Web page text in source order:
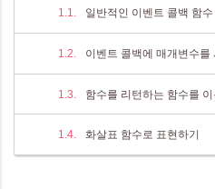
일반적인 이벤트 콜백 함수
이벤트 콜백에 매개변수를
함수를 리턴하는 함수를
화살표 함수로 표현하기